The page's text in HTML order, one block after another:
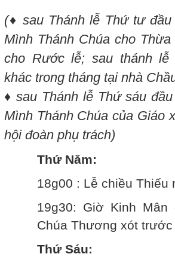
(♦ sau Thánh lễ Thứ tư đầu
Mình Thánh Chúa cho
cho Rước lễ; sau thánh
khác trong tháng tại nhà
♦sau Thánh lễ Thứ sáu
Mình Thánh Chúa của Giáo
hội đoàn phụ trách)
Thứ Năm:
18g00 : Lễ chiều Thiếu
19g30: Giờ Kinh
Chúa Thương xót
Thứ Sáu: